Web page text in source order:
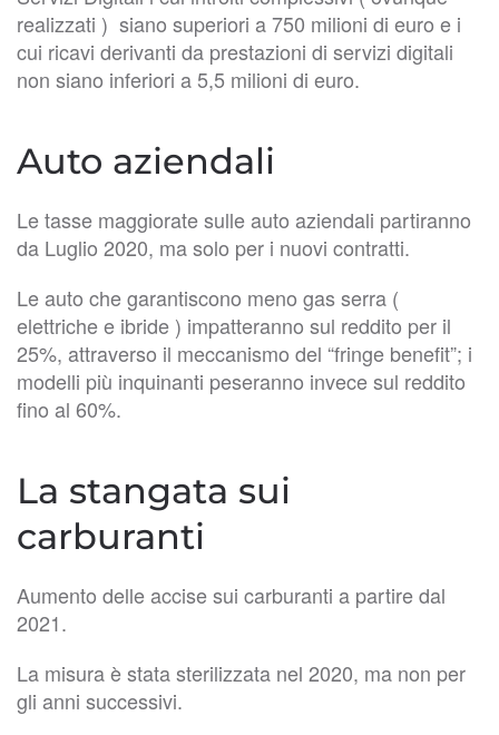
realizzati ) siano superiori a 750 milioni di euro e i
cui ricavi derivanti da prestazioni di servizi digitali
non siano inferiori a 5,5 milioni di euro.
Auto aziendali
Le tasse maggiorate​ sulle auto aziendali partiranno
da Luglio 2020, ma solo per i nuovi contratti.
Le auto che garantiscono meno gas serra (
elettriche e ibride ) impatteranno sul reddito per il
25%, attraverso il meccanismo del “fringe benefit”; i
modelli più inquinanti peseranno invece sul reddito
fino al 60%.
La stangata sui
carburanti
Aumento delle accise sui carburanti a partire dal
2021.
La misura è stata sterilizzata nel 2020, ma non per
gli anni successivi.